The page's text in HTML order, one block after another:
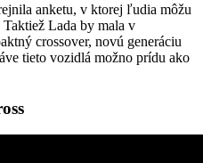
anketu, v ktorej ľudia môžu
Lada by mala v
crossover, novú generáciu
tieto vozidlá možno prídu ako